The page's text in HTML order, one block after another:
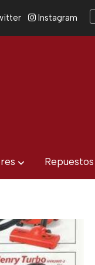
Instagram
Repuestos